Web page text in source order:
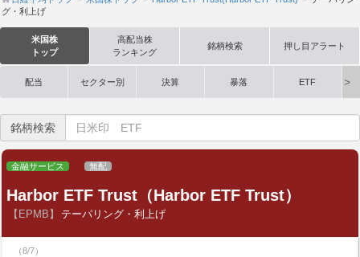
グ・利上げ
米国株
トップ
高配当株
ランキング
銘柄検索 押し目アラート
配当 セクター別 決算 暴落 ETF
銘柄検索
金融サービス 無配
Harbor ETF Trust（Harbor ETF Trust）
【EPMB】 テーパリング・利上げ
（8/7）